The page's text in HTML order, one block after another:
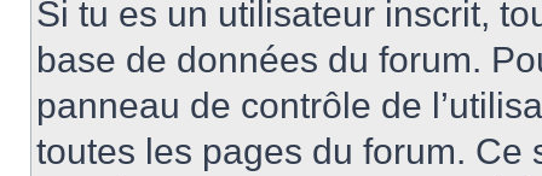
Si tu es un utilisateur inscrit,
base de données du forum.
panneau de contrôle de
toutes les pages du forum. Ce